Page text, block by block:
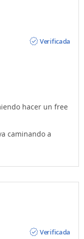
Verificada
hacer un free
caminando a
Verificada